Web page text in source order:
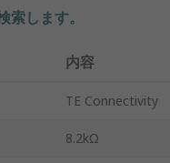
します。
内容
TE Connectivity
8.2kΩ